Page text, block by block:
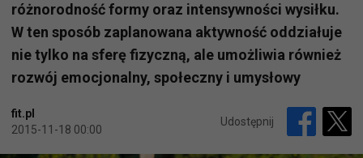
różnorodność formy oraz intensywności wysiłku.
W ten sposób zaplanowana aktywność oddziałuje
nie tylko na sferę fizyczną, ale umożliwia również
rozwój emocjonalny, społeczny i umysłowy
fit.pl
2015-11-18 00:00
Udostępnij